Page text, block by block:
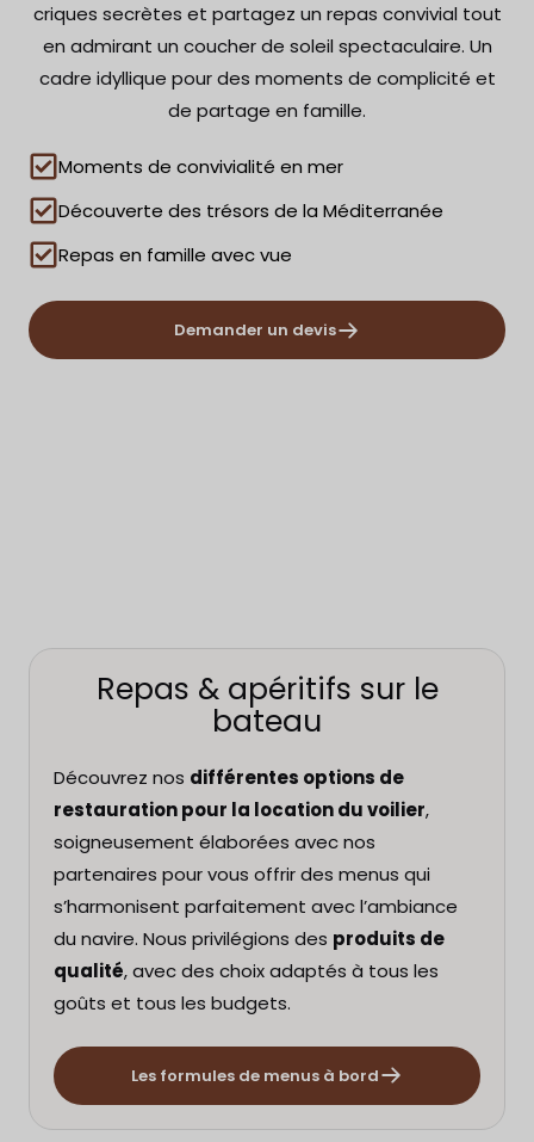
criques secrètes et partagez un repas convivial tout
en admirant un coucher de soleil spectaculaire. Un
cadre idyllique pour des moments de complicité et
de partage en famille.
Moments de convivialité en mer
Découverte des trésors de la Méditerranée
Repas en famille avec vue
Demander un devis
Repas & apéritifs sur le
bateau
Découvrez nos différentes options de
restauration pour la location du voilier,
soigneusement élaborées avec nos
partenaires pour vous offrir des menus qui
s’harmonisent parfaitement avec l’ambiance
du navire. Nous privilégions des produits de
qualité, avec des choix adaptés à tous les
goûts et tous les budgets.
Les formules de menus à bord